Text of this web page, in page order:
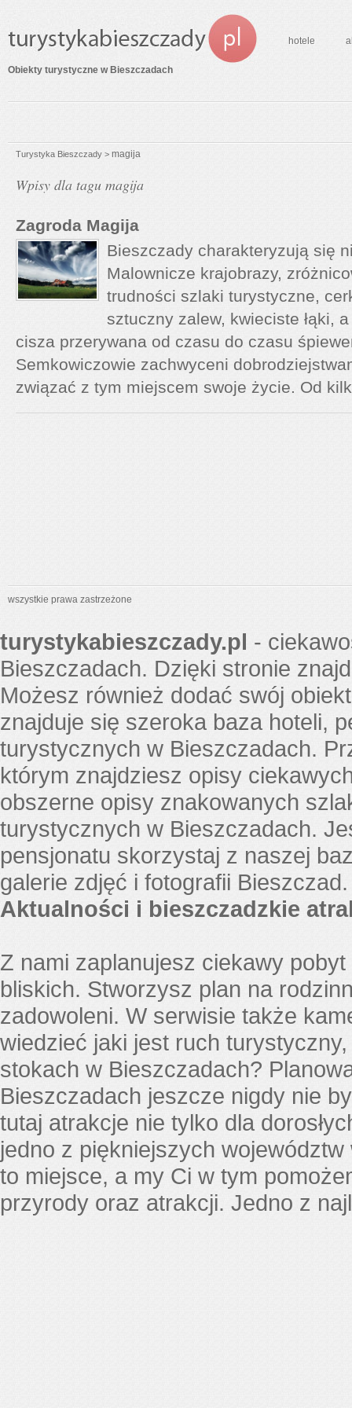
Obiekty turystyczne w Bieszczadach
hotele
Turystyka Bieszczady > magija
Wpisy dla tagu magija
Zagroda Magija
Bieszczady charakteryzują się
Malownicze krajobrazy,
trudności szlaki turystyczne,
sztuczny zalew, kwieciste łąki,
cisza przerywana od czasu do czasu
Semkowiczowie zachwyceni
związać z tym miejscem swoje życie. Od
wszystkie prawa zastrzeżone
turystykabieszczady.pl -
Bieszczadach. Dzięki stronie
Możesz również dodać swój
znajduje się szeroka baza hoteli,
turystycznych w Bieszczadach.
którym znajdziesz opisy
obszerne opisy znakowanych
turystycznych w Bieszczadach.
pensjonatu skorzystaj z naszej
galerie zdjęć i fotografii Bieszczad.
Aktualności i bieszczadzkie
Z nami zaplanujesz ciekawy
bliskich. Stworzysz plan na
zadowoleni. W serwisie także
wiedzieć jaki jest ruch
stokach w Bieszczadach?
Bieszczadach jeszcze nigdy nie
tutaj atrakcje nie tylko dla
jedno z piękniejszych
to miejsce, a my Ci w tym
przyrody oraz atrakcji. Jedno z